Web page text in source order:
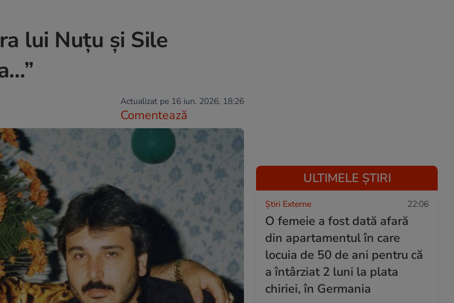
lui Nuțu și Sile
Actualizat pe 16 iun. 2026, 18:26
Comentează
ULTIMELE ȘTIRI
Știri Externe 22:06
O femeie a fost dată afară
din apartamentul în care
locuia de 50 de ani pentru că
a întârziat 2 luni la plata
chiriei, în Germania